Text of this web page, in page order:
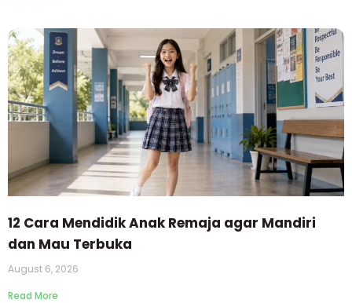
12 Cara Mendidik Anak Remaja agar Mandiri
dan Mau Terbuka
August 6, 2026
Read More